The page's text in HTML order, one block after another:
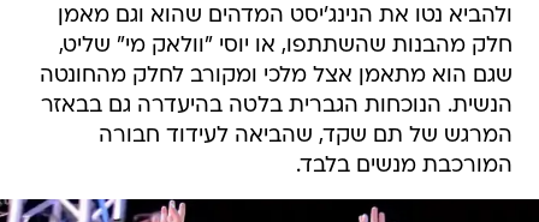
ולהביא נטו את הנינג'יסט המדהים שהוא וגם מאמן
חלק מהבנות שהשתתפו, או יוסי "וולאק מי" שליט,
שגם הוא מתאמן אצל מלכי ומקורב לחלק מהחונטה
הנשית. הנוכחות הגברית בלטה בהיעדרה גם בבאזר
המרגש של תם שקד, שהביאה לעידוד חבורה
המורכבת מנשים בלבד.